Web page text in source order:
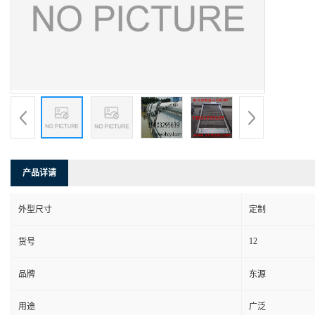
产品详请
外型尺寸 定制
货号 12
品牌 东源
用途 广泛